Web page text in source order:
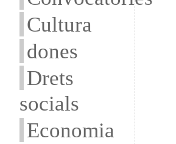
Cultura
dones
Drets
socials
Economia